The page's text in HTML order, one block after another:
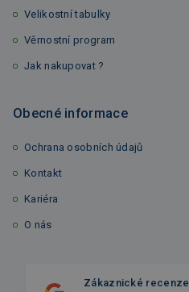
Velikostní tabulky
Věrnostní program
Jak nakupovat ?
Obecné informace
Ochrana osobních údajů
Kontakt
Kariéra
O nás
Zákaznické recenze